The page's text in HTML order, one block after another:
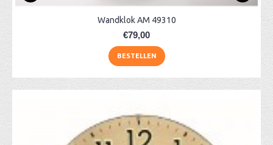
Wandklok AM 49310
€79,00
BESTELLEN